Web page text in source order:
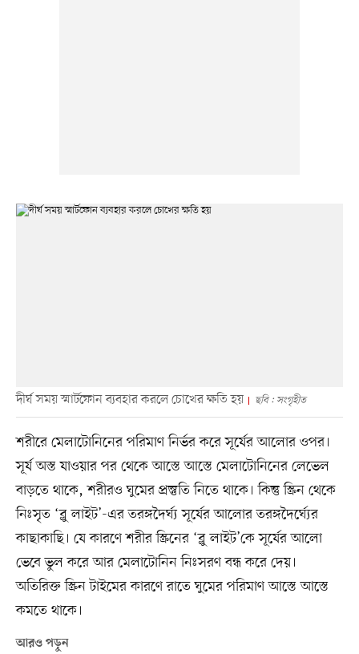
দীর্ঘ সময় স্মার্টফোন ব্যবহার করলে চোখের ক্ষতি হয় ছবি : সংগৃহীত
শরীরে মেলাটোনিনের পরিমাণ নির্ভর করে সূর্যের আলোর ওপর।
সূর্য অস্ত যাওয়ার পর থেকে আস্তে আস্তে মেলাটোনিনের লেভেল
বাড়তে থাকে, শরীরও ঘুমের প্রস্তুতি নিতে থাকে। কিন্তু স্ক্রিন থেকে
নিঃসৃত ‘ব্লু লাইট’-এর তরঙ্গদৈর্ঘ্য সূর্যের আলোর তরঙ্গদৈর্ঘ্যের
কাছাকাছি। যে কারণে শরীর স্ক্রিনের ‘ব্লু লাইট’কে সূর্যের আলো
ভেবে ভুল করে আর মেলাটোনিন নিঃসরণ বন্ধ করে দেয়।
অতিরিক্ত স্ক্রিন টাইমের কারণে রাতে ঘুমের পরিমাণ আস্তে আস্তে
কমতে থাকে।
আরও পড়ুন